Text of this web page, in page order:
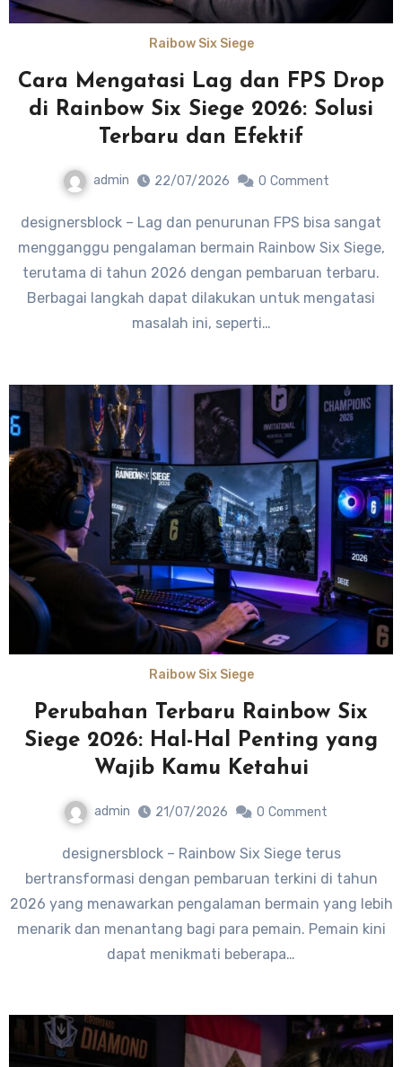
Raibow Six Siege
Cara Mengatasi Lag dan FPS Drop
di Rainbow Six Siege 2026: Solusi
Terbaru dan Efektif
admin 22/07/2026 0 Comment
designersblock – Lag dan penurunan FPS bisa sangat
mengganggu pengalaman bermain Rainbow Six Siege,
terutama di tahun 2026 dengan pembaruan terbaru.
Berbagai langkah dapat dilakukan untuk mengatasi
masalah ini, seperti…
Raibow Six Siege
Perubahan Terbaru Rainbow Six
Siege 2026: Hal-Hal Penting yang
Wajib Kamu Ketahui
admin 21/07/2026 0 Comment
designersblock – Rainbow Six Siege terus
bertransformasi dengan pembaruan terkini di tahun
2026 yang menawarkan pengalaman bermain yang lebih
menarik dan menantang bagi para pemain. Pemain kini
dapat menikmati beberapa…